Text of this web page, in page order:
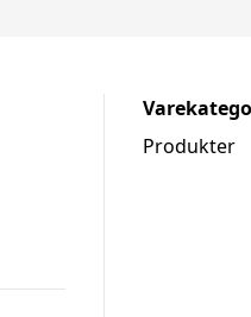
Produkter